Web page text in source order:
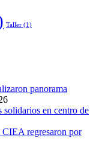
Taller (1)
panorama
solidarios en centro de
CIEA regresaron por